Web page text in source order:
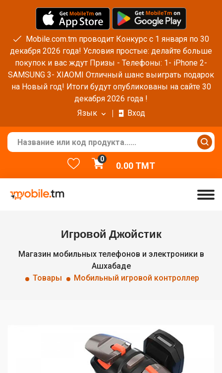
Mobile.com.tm проводит Конкурс с 1 января по 30
декабря 2026 года! Условия простые: делайте больше
покупок и вас ждут Призы - Телефоны: 1- iPhone 2-
SAMSUNG 3- XIAOMI Отличный шанс выиграть подарок
на Новый год! Итоги будут опубликованы на сайте 30
декабря 2026 года !
Язык
Вход
0
0.00TMT
Игровой Джойстик
Магазин мобильных телефонов и электроники в
Ашхабаде
Товары
Мобильный игровой контроллер